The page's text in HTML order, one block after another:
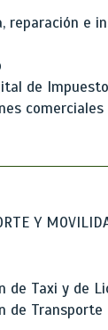
reparación e
de
comerciales
Y
de Taxi y de
de Transporte